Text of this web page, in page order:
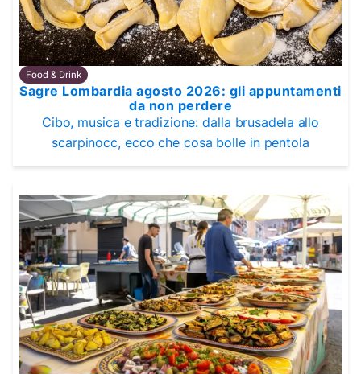
Food & Drink
Sagre Lombardia agosto 2026: gli appuntamenti
da non perdere
Cibo, musica e tradizione: dalla brusadela allo
scarpinocc, ecco che cosa bolle in pentola